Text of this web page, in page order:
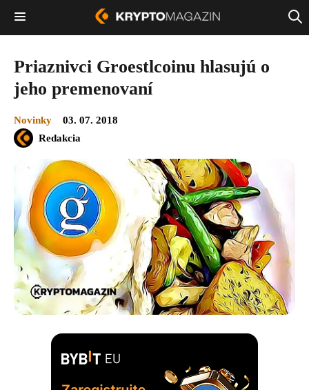
Priaznivci Groestlcoinu hlasujú o
jeho premenovaní
Novinky
03. 07. 2018
Redakcia